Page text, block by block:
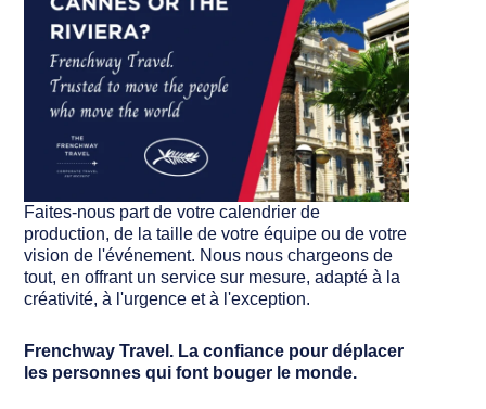
Faites-nous part de votre calendrier de
production, de la taille de votre équipe ou de votre
vision de l'événement. Nous nous chargeons de
tout, en offrant un service sur mesure, adapté à la
créativité, à l'urgence et à l'exception.
Frenchway Travel. La confiance pour déplacer
les personnes qui font bouger le monde.